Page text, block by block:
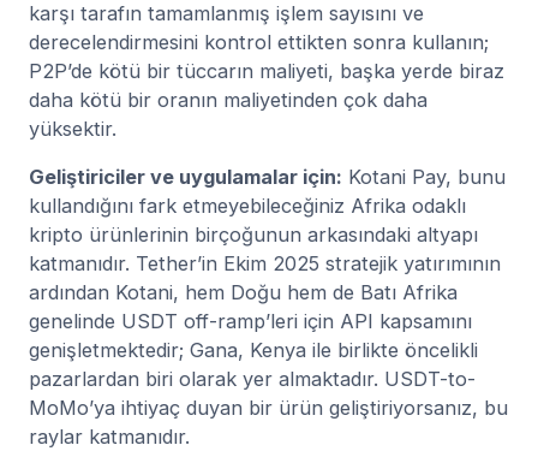
karşı tarafın tamamlanmış işlem sayısını ve
derecelendirmesini kontrol ettikten sonra kullanın;
P2P’de kötü bir tüccarın maliyeti, başka yerde biraz
daha kötü bir oranın maliyetinden çok daha
yüksektir.
Geliştiriciler ve uygulamalar için: Kotani Pay, bunu
kullandığını fark etmeyebileceğiniz Afrika odaklı
kripto ürünlerinin birçoğunun arkasındaki altyapı
katmanıdır. Tether’in Ekim 2025 stratejik yatırımının
ardından Kotani, hem Doğu hem de Batı Afrika
genelinde USDT off-ramp’leri için API kapsamını
genişletmektedir; Gana, Kenya ile birlikte öncelikli
pazarlardan biri olarak yer almaktadır. USDT-to-
MoMo’ya ihtiyaç duyan bir ürün geliştiriyorsanız, bu
raylar katmanıdır.